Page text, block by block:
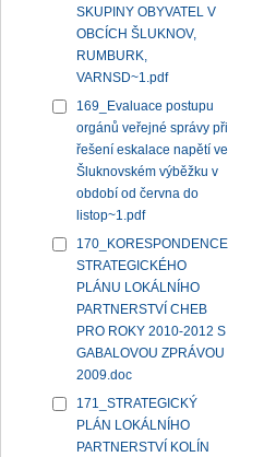
SKUPINY OBYVATEL V
OBCÍCH ŠLUKNOV,
RUMBURK,
VARNSD~1.pdf
169_Evaluace postupu
orgánů veřejné správy při
řešení eskalace napětí ve
Šluknovském výběžku v
období od června do
listop~1.pdf
170_KORESPONDENCE
STRATEGICKÉHO
PLÁNU LOKÁLNÍHO
PARTNERSTVÍ CHEB
PRO ROKY 2010-2012 S
GABALOVOU ZPRÁVOU
2009.doc
171_STRATEGICKÝ
PLÁN LOKÁLNÍHO
PARTNERSTVÍ KOLÍN